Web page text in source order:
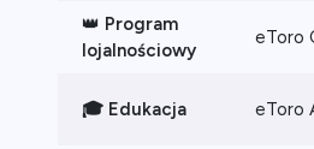
👑 Program
lojalnościowy
eToro
🎓 Edukacja eToro